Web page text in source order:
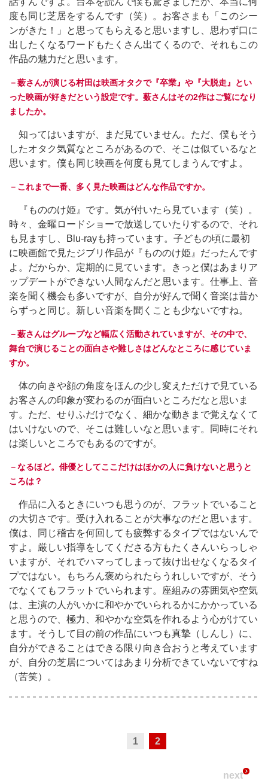
度も同じ芝居をするんです（笑）。お客さまも「このシー
ンがきた！」と思ってもらえると思いますし、思わず口に
出したくなるワードもたくさん出てくるので、それもこの
作品の魅力だと思います。
－薮さんが演じる村田は映画オタクで『卒業』や『大脱走』とい
った映画が好きだという設定です。薮さんはその2作はご覧になり
ましたか。
知ってはいますが、まだ見ていません。ただ、僕もそう
したオタク気質なところがあるので、そこは似ているなと
思います。僕も同じ映画を何度も見てしまうんですよ。
－これまで一番、多く見た映画はどんな作品ですか。
『もののけ姫』です。気が付いたら見ています（笑）。
時々、金曜ロードショーで放送していたりするので、それ
も見ますし、Blu-rayも持っています。子どもの頃に最初
に映画館で見たジブリ作品が『もののけ姫』だったんです
よ。だからか、定期的に見ています。きっと僕はあまりア
ップデートができない人間なんだと思います。仕事上、音
楽を聞く機会も多いですが、自分が好んで聞く音楽は昔か
らずっと同じ。新しい音楽を聞くことも少ないですね。
－薮さんはグループなど幅広く活動されていますが、その中で、
舞台で演じることの面白さや難しさはどんなところに感じていま
すか。
体の向きや顔の角度をほんの少し変えただけで見ている
お客さんの印象が変わるのが面白いところだなと思いま
す。ただ、せりふだけでなく、細かな動きまで覚えなくて
はいけないので、そこは難しいなと思います。同時にそれ
は楽しいところでもあるのですが。
－なるほど。俳優としてここだけはほかの人に負けないと思うと
ころは？
作品に入るときにいつも思うのが、フラットでいること
の大切さです。受け入れることが大事なのだと思います。
僕は、同じ稽古を何回しても疲弊するタイプではないんで
すよ。厳しい指導をしてくださる方もたくさんいらっしゃ
いますが、それでハマってしまって抜け出せなくなるタイ
プではない。もちろん褒められたらうれしいですが、そう
でなくてもフラットでいられます。座組みの雰囲気や空気
は、主演の人がいかに和やかでいられるかにかかっている
と思うので、極力、和やかな空気を作れるよう心がけてい
ます。そうして目の前の作品にいつも真摯（しんし）に、
自分ができることはできる限り向き合おうと考えています
が、自分の芝居についてはあまり分析できていないですね
（苦笑）。
1 2
next